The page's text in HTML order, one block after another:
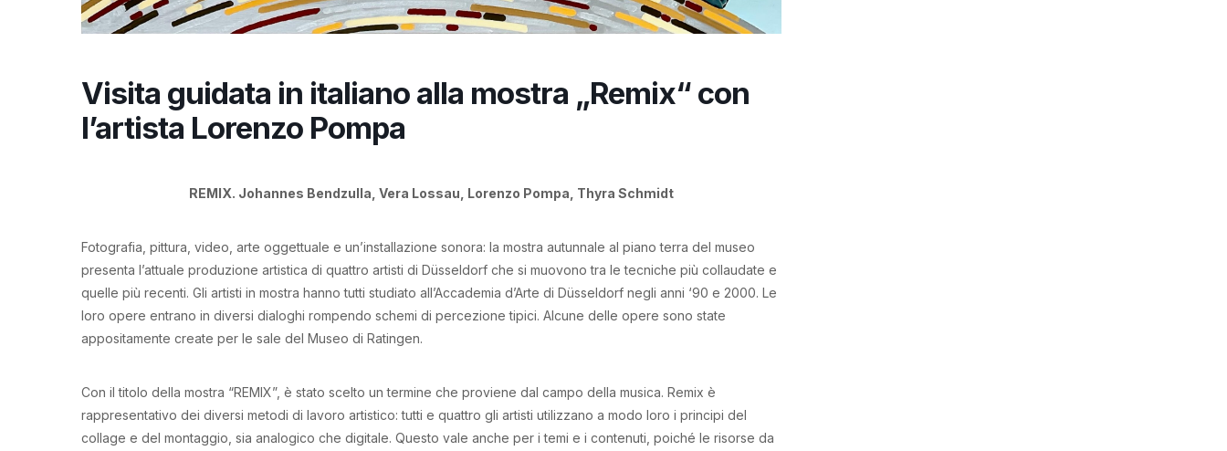
Visita guidata in italiano alla mostra „Remix“ con
l’artista Lorenzo Pompa
REMIX. Johannes Bendzulla, Vera Lossau, Lorenzo Pompa, Thyra Schmidt
Fotografia, pittura, video, arte oggettuale e un’installazione sonora: la mostra autunnale al piano terra del museo
presenta l’attuale produzione artistica di quattro artisti di Düsseldorf che si muovono tra le tecniche più collaudate e
quelle più recenti. Gli artisti in mostra hanno tutti studiato all’Accademia d’Arte di Düsseldorf negli anni ‘90 e 2000. Le
loro opere entrano in diversi dialoghi rompendo schemi di percezione tipici. Alcune delle opere sono state
appositamente create per le sale del Museo di Ratingen.
Con il titolo della mostra “REMIX”, è stato scelto un termine che proviene dal campo della musica. Remix è
rappresentativo dei diversi metodi di lavoro artistico: tutti e quattro gli artisti utilizzano a modo loro i principi del
collage e del montaggio, sia analogico che digitale. Questo vale anche per i temi e i contenuti, poiché le risorse da